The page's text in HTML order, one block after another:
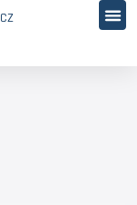
CZ